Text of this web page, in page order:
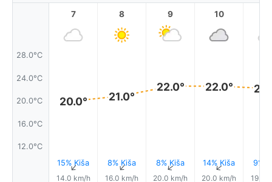
28.0°C
24.0°C
20.0°C
16.0°C
12.0°C
7
20.0°
15% Kiša
↑
14.0 km/h
8
21.0°
8% Kiša
↑
16.0 km/h
9
22.0°
8% Kiša
↑
20.0 km/h
10
22.0°
14% Kiša
↑
20.0 km/h
9%
19.0